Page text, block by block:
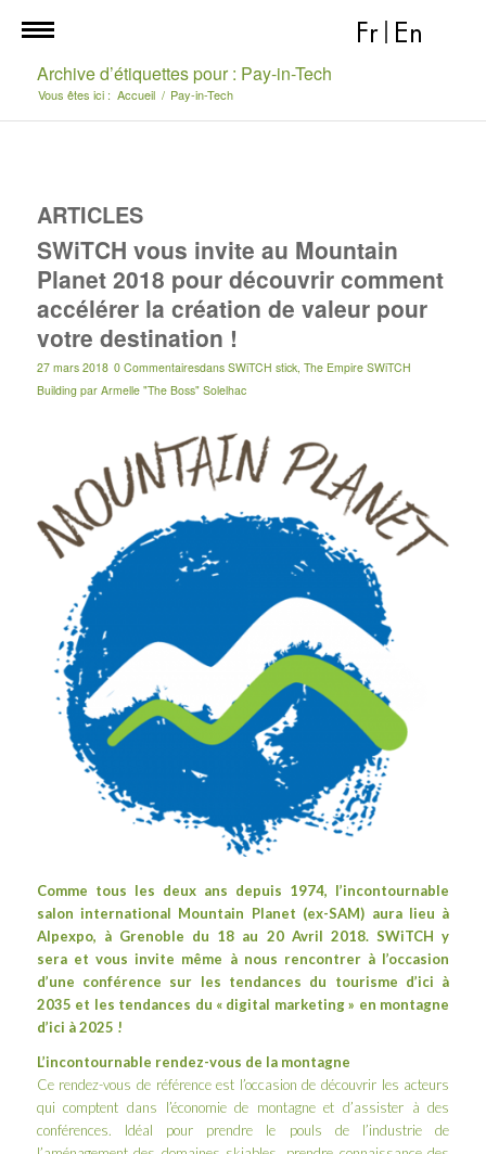
Fr En
Archive d’étiquettes pour : Pay-in-Tech
Vous êtes ici : Accueil / Pay-in-Tech
ARTICLES
SWiTCH vous invite au Mountain
Planet 2018 pour découvrir comment
accélérer la création de valeur pour
votre destination !
27 mars 2018 0 Commentairesdans SWiTCH stick, The Empire SWiTCH
Building par Armelle "The Boss" Solelhac
Comme tous les deux ans depuis 1974, l’incontournable
salon international Mountain Planet (ex-SAM) aura lieu à
Alpexpo, à Grenoble du 18 au 20 Avril 2018. SWiTCH y
sera et vous invite même à nous rencontrer à l’occasion
d’une conférence sur les tendances du tourisme d’ici à
2035 et les tendances du « digital marketing » en montagne
d’ici à 2025 !
L’incontournable rendez-vous de la montagne
Ce rendez-vous de référence est l’occasion de découvrir les acteurs
qui comptent dans l’économie de montagne et d’assister à des
conférences. Idéal pour prendre le pouls de l’industrie de